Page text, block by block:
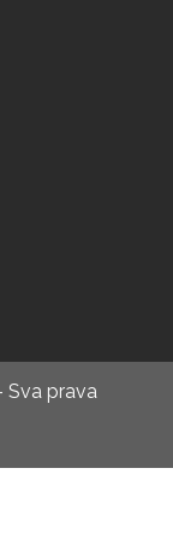
Sva prava